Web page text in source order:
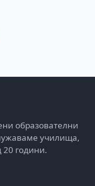
образователни
училища,
20 години.